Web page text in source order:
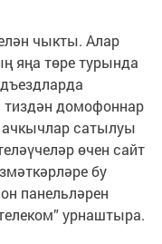
чыкты. Алар
яңа төре турында
тиздән домофоннар
сатылуы
өчен сайт
бу
панельләрен
урнаштыра.